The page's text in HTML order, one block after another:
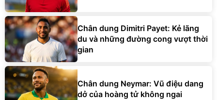
Chân dung Dimitri Payet: Kẻ lãng
du và những đường cong vượt thời
gian
Chân dung Neymar: Vũ điệu dang
dở của hoàng tử không ngai